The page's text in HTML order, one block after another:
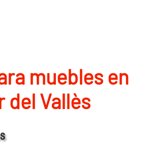
muebles en
del Vallès